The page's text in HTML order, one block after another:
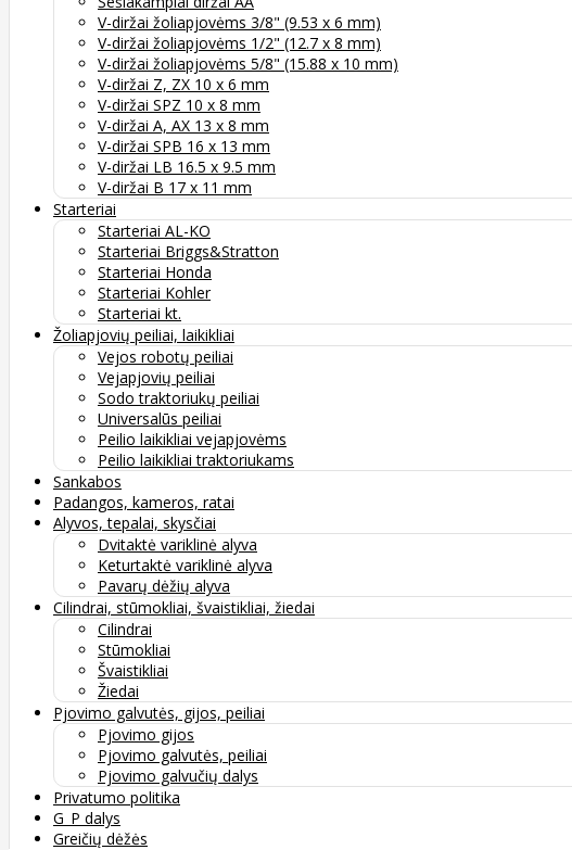
V-diržai žoliapjovėms 3/8" (9.53 x 6 mm)
V-diržai žoliapjovėms 1/2" (12.7 x 8 mm)
V-diržai žoliapjovėms 5/8" (15.88 x 10 mm)
V-diržai Z, ZX 10 x 6 mm
V-diržai SPZ 10 x 8 mm
V-diržai A, AX 13 x 8 mm
V-diržai SPB 16 x 13 mm
V-diržai LB 16.5 x 9.5 mm
V-diržai B 17 x 11 mm
Starteriai
Starteriai AL-KO
Starteriai Briggs&Stratton
Starteriai Honda
Starteriai Kohler
Starteriai kt.
Žoliapjovių peiliai, laikikliai
Vejos robotų peiliai
Vejapjovių peiliai
Sodo traktoriukų peiliai
Universalūs peiliai
Peilio laikikliai vejapjovėms
Peilio laikikliai traktoriukams
Sankabos
Padangos, kameros, ratai
Alyvos, tepalai, skysčiai
Dvitaktė variklinė alyva
Keturtaktė variklinė alyva
Pavarų dėžių alyva
Cilindrai, stūmokliai, švaistikliai, žiedai
Cilindrai
Stūmokliai
Švaistikliai
Žiedai
Pjovimo galvutės, gijos, peiliai
Pjovimo gijos
Pjovimo galvutės, peiliai
Pjovimo galvučių dalys
Privatumo politika
G_P dalys
Greičių dėžės